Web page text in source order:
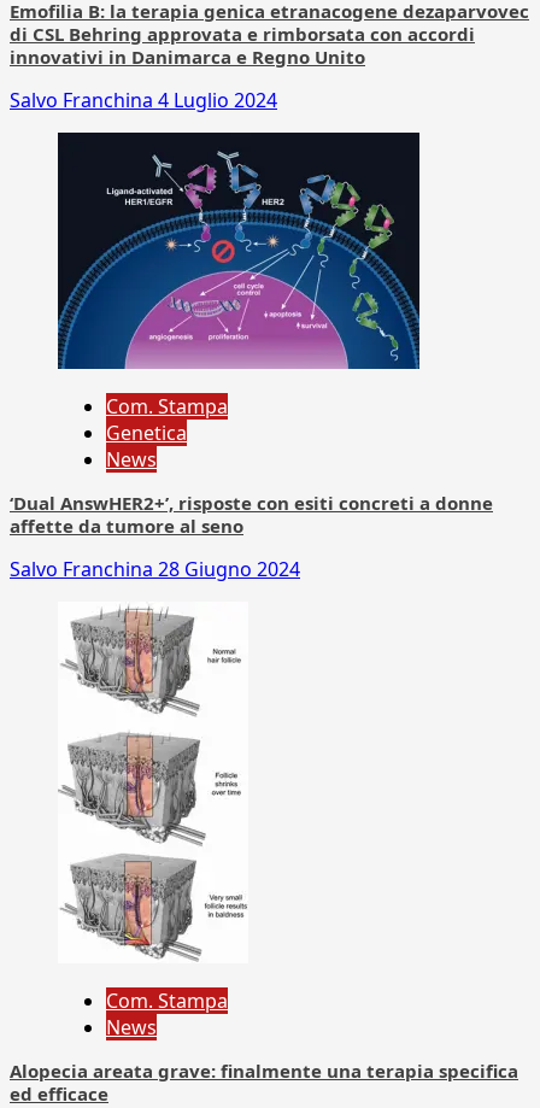
Emofilia B: la terapia genica etranacogene dezaparvovec
di CSL Behring approvata e rimborsata con accordi
innovativi in Danimarca e Regno Unito
Salvo Franchina 4 Luglio 2024
Com. Stampa
Genetica
News
‘Dual AnswHER2+’, risposte con esiti concreti a donne
affette da tumore al seno
Salvo Franchina 28 Giugno 2024
Com. Stampa
News
Alopecia areata grave: finalmente una terapia specifica
ed efficace